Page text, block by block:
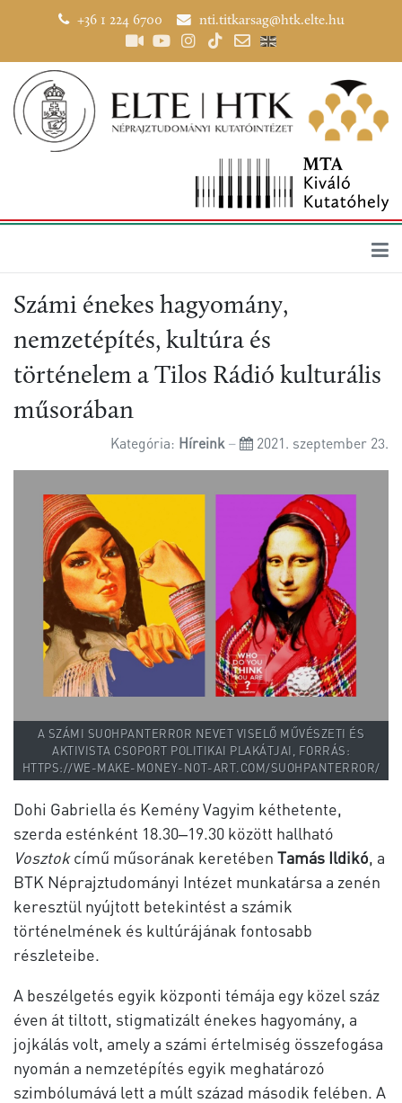
+36 1 224 6700 nti.titkarsag@htk.elte.hu
Számi énekes hagyomány,
nemzetépítés, kultúra és
történelem a Tilos Rádió kulturális
műsorában
Kategória: Híreink 2021. szeptember 23.
A SZÁMI SUOHPANTERROR NEVET VISELŐ MŰVÉSZETI ÉS
AKTIVISTA CSOPORT POLITIKAI PLAKÁTJAI, FORRÁS:
HTTPS://WE-MAKE-MONEY-NOT-ART.COM/SUOHPANTERROR/
Dohi Gabriella és Kemény Vagyim kéthetente,
szerda esténként 18.30‒19.30 között hallható
Vosztokcímű műsorának keretében Tamás Ildikó, a
BTK Néprajztudományi Intézet munkatársa a zenén
keresztül nyújtott betekintést a számik
történelmének és kultúrájának fontosabb
részleteibe.
A beszélgetés egyik központi témája egy közel száz
éven át tiltott, stigmatizált énekes hagyomány, a
jojkálás volt, amely a számi értelmiség összefogása
nyomán a nemzetépítés egyik meghatározó
szimbólumává lett a múlt század második felében. A